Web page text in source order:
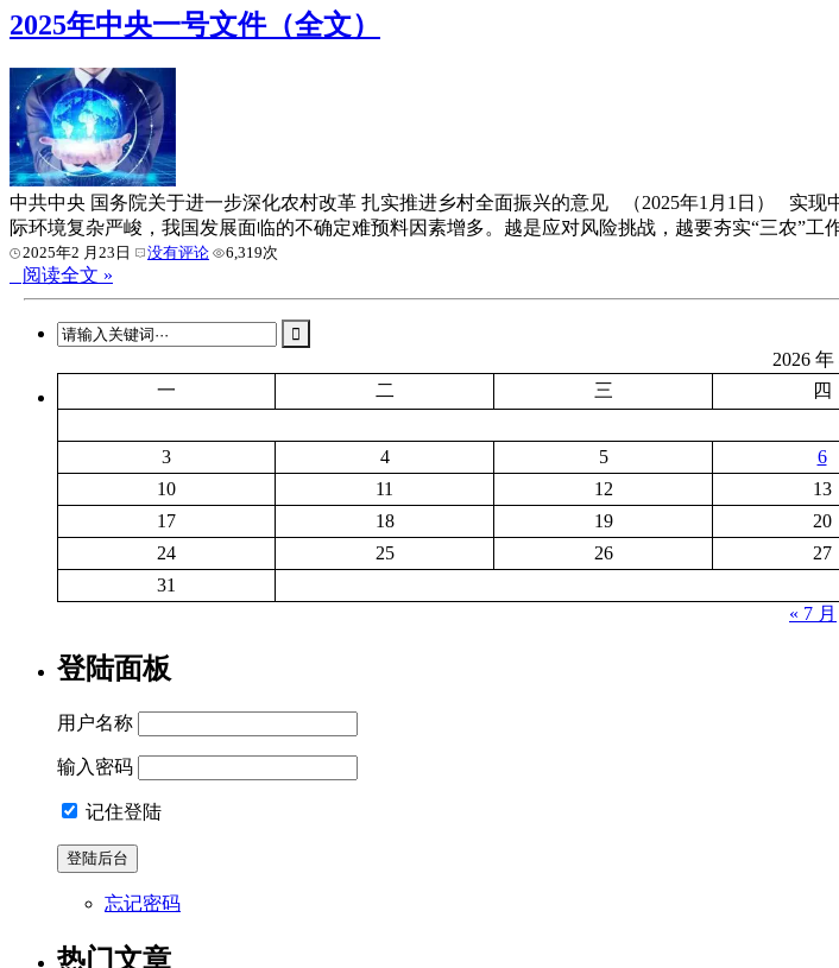
2025年中央一号文件（全文）
中共中央 国务院关于进一步深化农村改革 扎实推进乡村全面振兴的意见 （2025年1月1日） 实
际环境复杂严峻，我国发展面临的不确定难预料因素增多。越是应对风险挑战，越要夯实“三农”工
2025年2 月23日 没有评论 6,319次
阅读全文 »
2026 年
一
二 三 四
3
4 5 6
10
11 12 13
17
18 19 20
24
25 26 27
31
« 7 月
登陆面板
用户名称
输入密码
记住登陆
忘记密码
热门文章